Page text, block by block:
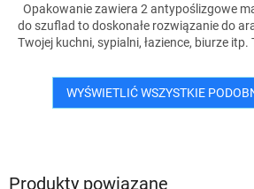
Produkty powiązane
Opakowanie zawiera 2 antypoślizgowe
do szuflad to doskonałe rozwiązanie do
Twojej kuchni, sypialni, łazience, biurze itp.
WYŚWIETLIĆ WSZYSTKIE